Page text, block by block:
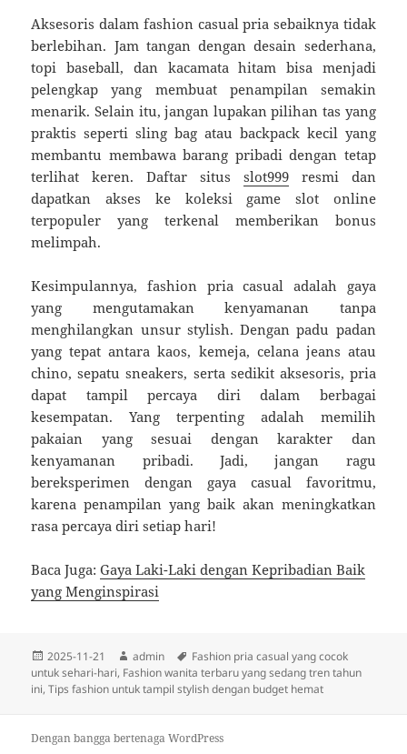
Aksesoris dalam fashion casual pria sebaiknya tidak
berlebihan. Jam tangan dengan desain sederhana,
topi baseball, dan kacamata hitam bisa menjadi
pelengkap yang membuat penampilan semakin
menarik. Selain itu, jangan lupakan pilihan tas yang
praktis seperti sling bag atau backpack kecil yang
membantu membawa barang pribadi dengan tetap
terlihat keren. Daftar situs slot999resmi dan
dapatkan akses ke koleksi game slot online
terpopuler yang terkenal memberikan bonus
melimpah.
Kesimpulannya, fashion pria casual adalah gaya
yang mengutamakan kenyamanan tanpa
menghilangkan unsur stylish. Dengan padu padan
yang tepat antara kaos, kemeja, celana jeans atau
chino, sepatu sneakers, serta sedikit aksesoris, pria
dapat tampil percaya diri dalam berbagai
kesempatan. Yang terpenting adalah memilih
pakaian yang sesuai dengan karakter dan
kenyamanan pribadi. Jadi, jangan ragu
bereksperimen dengan gaya casual favoritmu,
karena penampilan yang baik akan meningkatkan
rasa percaya diri setiap hari!
Baca Juga:Gaya Laki-Laki dengan Kepribadian Baik
yang Menginspirasi
Diposkan
pada
2025-11-21 Penulis
admin Tag
Fashion pria casual yang cocok
untuk sehari-hari, Fashion wanita terbaru yang sedang tren tahun
ini,Tips fashion untuk tampil stylish dengan budget hemat
Dengan bangga bertenaga WordPress